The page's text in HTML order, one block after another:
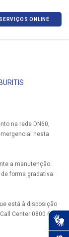
SERVIÇOS ONLINE
na rede DN60,
nesta
a manutenção.
forma gradativa.
está à disposição
Center 0800 690